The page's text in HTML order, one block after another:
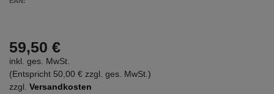
59,50 €
inkl. ges. MwSt.
(Entspricht 50,00 € zzgl. ges. MwSt.)
zzgl. Versandkosten